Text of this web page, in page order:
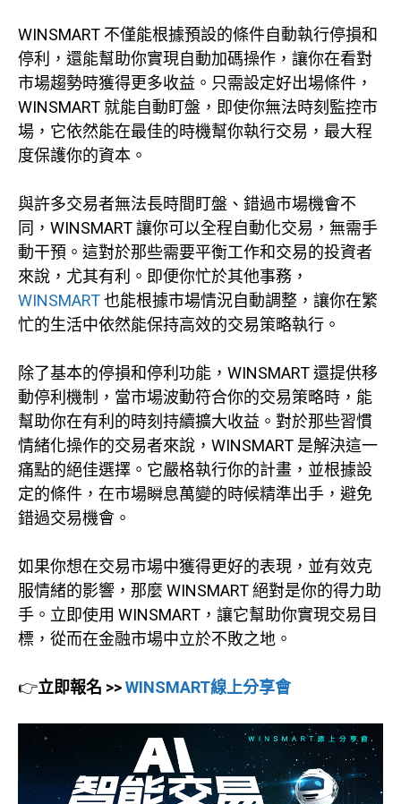
WINSMART 不僅能根據預設的條件自動執行停損和
停利，還能幫助你實現自動加碼操作，讓你在看對
市場趨勢時獲得更多收益。只需設定好出場條件，
WINSMART 就能自動盯盤，即使你無法時刻監控市
場，它依然能在最佳的時機幫你執行交易，最大程
度保護你的資本。
與許多交易者無法長時間盯盤、錯過市場機會不
同，WINSMART 讓你可以全程自動化交易，無需手
動干預。這對於那些需要平衡工作和交易的投資者
來說，尤其有利。即便你忙於其他事務，
WINSMART也能根據市場情況自動調整，讓你在繁
忙的生活中依然能保持高效的交易策略執行。
除了基本的停損和停利功能，WINSMART 還提供移
動停利機制，當市場波動符合你的交易策略時，能
幫助你在有利的時刻持續擴大收益。對於那些習慣
情緒化操作的交易者來說，WINSMART 是解決這一
痛點的絕佳選擇。它嚴格執行你的計畫，並根據設
定的條件，在市場瞬息萬變的時候精準出手，避免
錯過交易機會。
如果你想在交易市場中獲得更好的表現，並有效克
服情緒的影響，那麼 WINSMART 絕對是你的得力助
手。立即使用 WINSMART，讓它幫助你實現交易目
標，從而在金融市場中立於不敗之地。
👉立即報名 >>WINSMART線上分享會